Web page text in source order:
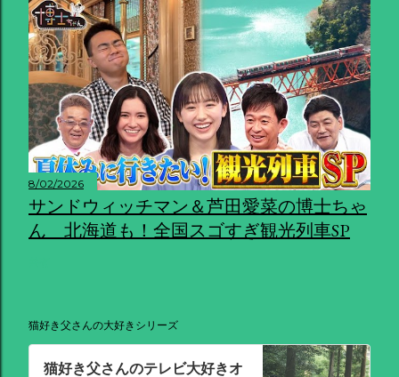
8/02/2026
サンドウィッチマン＆芦田愛菜の博士ちゃ
ん 北海道も！全国スゴすぎ観光列車SP
猫好き父さんの大好きシリーズ
猫好き父さんのテレビ大好きオ